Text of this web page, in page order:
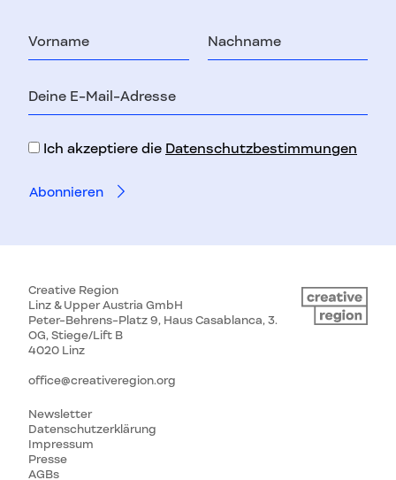
Mail-
Ich akzeptiere die Datenschutzbestimmungen
Creative Region
Linz & Upper Austria GmbH
Peter-Behrens-Platz 9, Haus Casablanca, 3.
OG, Stiege/Lift B
4020 Linz
office@creativeregion.org
Newsletter
Datenschutzerklärung
Impressum
Presse
AGBs